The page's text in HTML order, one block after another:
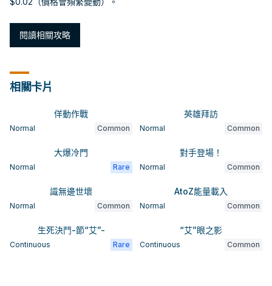
閱讀相關攻略
相關卡片
佯動作戰
Normal Common
英雄拜訪
Normal Common
大爆冷門
Normal Rare
對手登場！
Normal Common
識無邊世壞
Normal Common
AtoZ能量載入
Normal Common
生死決鬥-節“艾”-
Continuous Rare
“艾”眼之影
Continuous Common